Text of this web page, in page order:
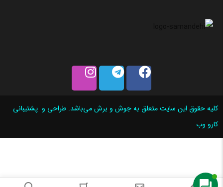
کلیه حقوق این سایت متعلق به جوش و برش می‌باشد. طراحی و پشتیبانی
کارو وب